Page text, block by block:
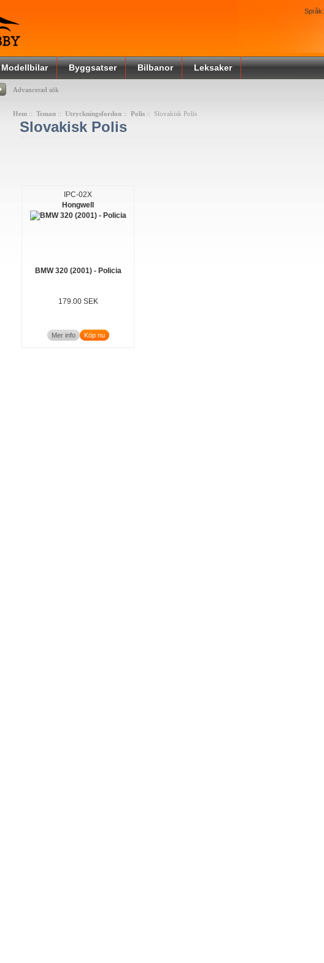
Språk:
Modellbilar Byggsatser Bilbanor Leksaker
Advancerad sök
Hem :: Teman :: Utryckningsfordon :: Polis :: Slovakisk Polis
Slovakisk Polis
IPC-02X
Hongwell
BMW 320 (2001) - Policia
179.00 SEK
Mer info Köp nu